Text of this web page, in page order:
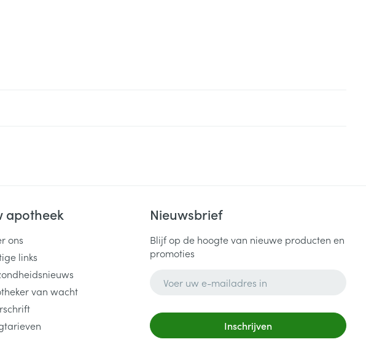
apotheek
ons
links
van wacht
Nieuwsbrief
Blijf op de hoogte van nieuwe producten en
promoties
Inschrijven